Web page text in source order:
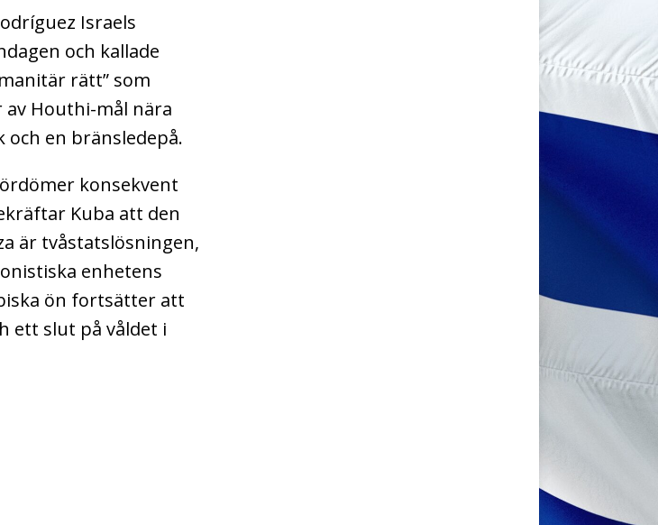
Israels
och kallade
rätt” som
Houthi-mål nära
och en bränsledepå.
konsekvent
Kuba att den
är tvåstatslösningen,
enhetens
ön fortsätter att
ett slut på våldet i